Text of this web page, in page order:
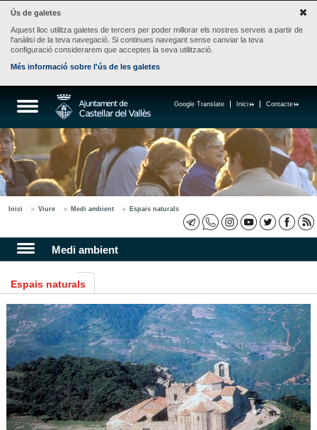
Ús de galetes
Aquest lloc utilitza galetes de tercers per poder millorar els nostres serveis a partir de
l'anàlisi de la teva navegació. Si continues navegant sense canviar la teva
configuració considerarem que acceptes la seva utilització.
Més informació sobre l'ús de les galetes
Contacte
Inici
Google Translate
Inici Viure Medi ambient Espais naturals
Medi ambient
Espais naturals